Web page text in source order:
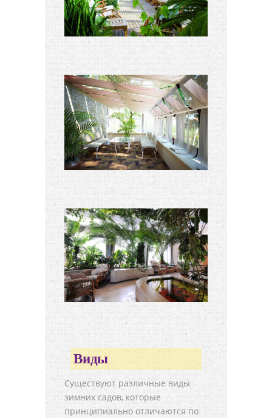
Виды
Существуют различные виды
зимних садов, которые
принципиально отличаются по